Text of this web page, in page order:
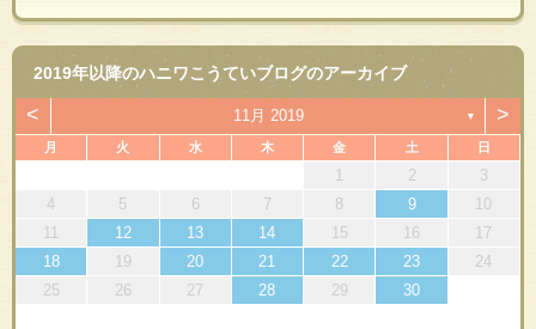
2019年以降のハニワこうていブログのアーカイブ
< 11月 2019 ▼ >
月 火 水 木 金 土 日
1 2
3
4
5 6 7 8 9
10
11
12 13 14 15 16
17
18
19 20 21 22 23
24
25
26 27 28 29 30